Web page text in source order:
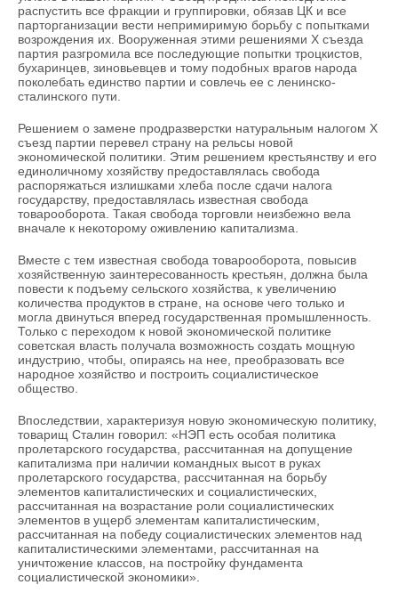
распустить все фракции и группировки, обязав ЦК и все
парторганизации вести непримиримую борьбу с попытками
возрождения их. Вооруженная этими решениями X съезда
партия разгромила все последующие попытки троцкистов,
бухаринцев, зиновьевцев и тому подобных врагов народа
поколебать единство партии и совлечь ее с ленинско-
сталинского пути.
Решением о замене продразверстки натуральным налогом X
съезд партии перевел страну на рельсы новой
экономической политики. Этим решением крестьянству и его
единоличному хозяйству предоставлялась свобода
распоряжаться излишками хлеба после сдачи налога
государству, предоставлялась известная свобода
товарооборота. Такая свобода торговли неизбежно вела
вначале к некоторому оживлению капитализма.
Вместе с тем известная свобода товарооборота, повысив
хозяйственную заинтересованность крестьян, должна была
повести к подъему сельского хозяйства, к увеличению
количества продуктов в стране, на основе чего только и
могла двинуться вперед государственная промышленность.
Только с переходом к новой экономической политике
советская власть получала возможность создать мощную
индустрию, чтобы, опираясь на нее, преобразовать все
народное хозяйство и построить социалистическое
общество.
Впоследствии, характеризуя новую экономическую политику,
товарищ Сталин говорил: «НЭП есть особая политика
пролетарского государства, рассчитанная на допущение
капитализма при наличии командных высот в руках
пролетарского государства, рассчитанная на борьбу
элементов капиталистических и социалистических,
рассчитанная на возрастание роли социалистических
элементов в ущерб элементам капиталистическим,
рассчитанная на победу социалистических элементов над
капиталистическими элементами, рассчитанная на
уничтожение классов, на постройку фундамента
социалистической экономики».